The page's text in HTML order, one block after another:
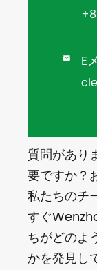
 E
質問があり
要ですか？
私たちのチ
すぐ
ちがどのよ
かを発見し